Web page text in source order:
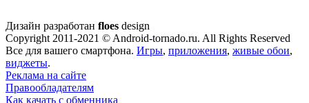
Дизайн разработан floes design
Copyright 2011-2021 © Android-tornado.ru. All Rights Reserved
Все для вашего смартфона. Игры, приложения, живые обои,
виджеты.
Реклама на сайте
Правообладателям
Как качать с обменника